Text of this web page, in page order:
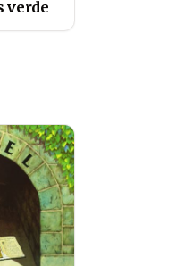
verde